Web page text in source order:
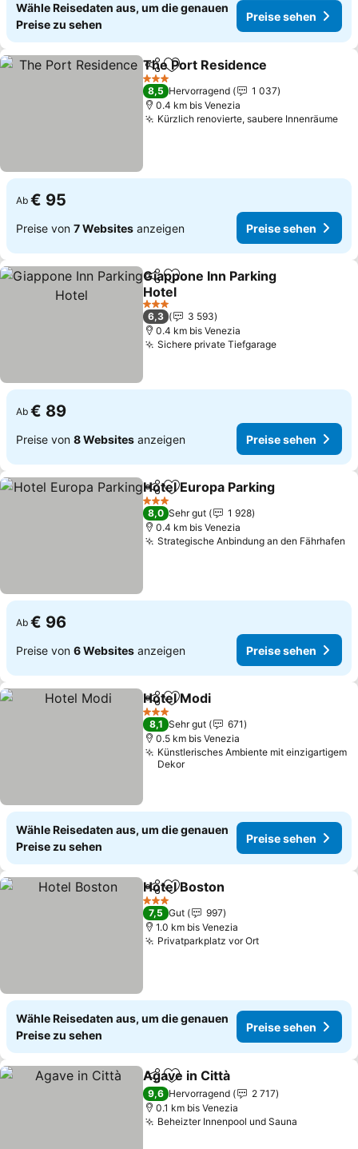
Wähle Reisedaten aus, um die genauen
Preise zu sehen
Preise sehen
TeilenZu Favoriten hinzufügen
The Port Residence
3 Sterne
8,5 Hervorragend
1 037
0.4 km bis Venezia
Kürzlich renovierte, saubere Innenräume
Ab € 95
Preise von 7 Websites anzeigen Preise sehen
TeilenZu Favoriten hinzufügen
Giappone Inn Parking
Hotel
Preise sehen
3 Sterne
6,3
3 593
0.4 km bis Venezia
Sichere private TiefgaragePreise sehen
Ab € 89
Preise von 8 Websites anzeigen Preise sehen
TeilenZu Favoriten hinzufügen
Hotel Europa Parking
3 Sterne
8,0 Sehr gut
1 928
0.4 km bis Venezia
Strategische Anbindung an den Fährhafen
Ab € 96
Preise von 6 Websites anzeigen Preise sehen
TeilenZu Favoriten hinzufügen
Hotel Modi
3 Sterne
8,1 Sehr gut
671
0.5 km bis Venezia
Künstlerisches Ambiente mit einzigartigem
Dekor
Wähle Reisedaten aus, um die genauen
Preise zu sehen
Preise sehen
TeilenZu Favoriten hinzufügen
Hotel Boston
3 Sterne
7,5 Gut
997
1.0 km bis Venezia
Privatparkplatz vor OrtPreise sehen
Wähle Reisedaten aus, um die genauen
Preise zu sehen
Preise sehen
TeilenZu Favoriten hinzufügen
Agave in Città
9,6 Hervorragend
2 717
0.1 km bis Venezia
Beheizter Innenpool und Sauna